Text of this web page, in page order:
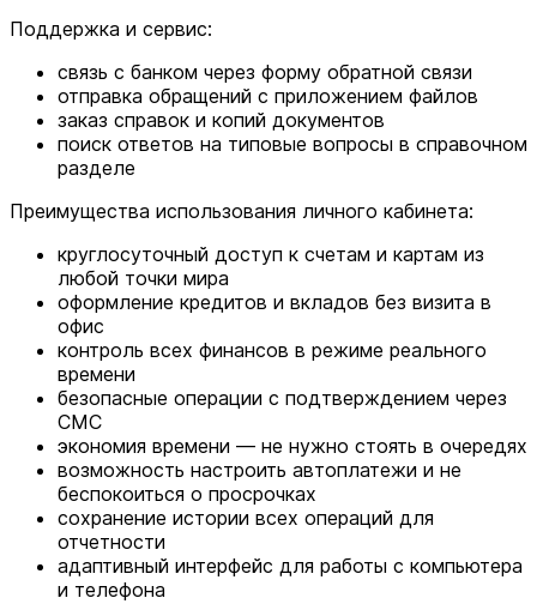
Поддержка и сервис:
связь с банком через форму обратной связи
отправка обращений с приложением файлов
заказ справок и копий документов
поиск ответов на типовые вопросы в справочном
разделе
Преимущества использования личного кабинета:
круглосуточный доступ к счетам и картам из
любой точки мира
оформление кредитов и вкладов без визита в
офис
контроль всех финансов в режиме реального
времени
безопасные операции с подтверждением через
СМС
экономия времени — не нужно стоять в очередях
возможность настроить автоплатежи и не
беспокоиться о просрочках
сохранение истории всех операций для
отчетности
адаптивный интерфейс для работы с компьютера
и телефона